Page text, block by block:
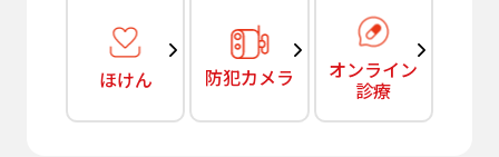
ほけん 防犯カメラ オンライン
診療